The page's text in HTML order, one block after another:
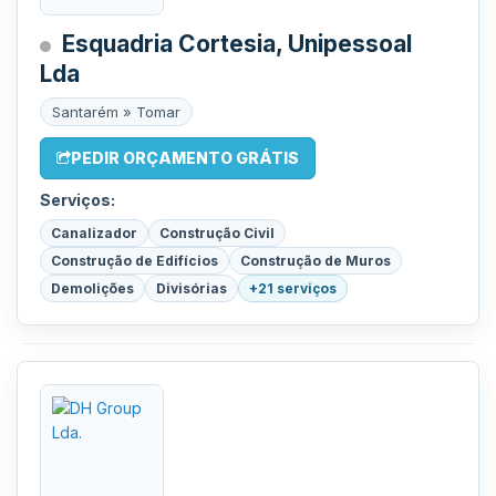
Esquadria Cortesia, Unipessoal
Lda
Santarém » Tomar
PEDIR ORÇAMENTO GRÁTIS
Serviços:
Canalizador
Construção Civil
Construção de Edifícios
Construção de Muros
Demolições
Divisórias +21 serviços